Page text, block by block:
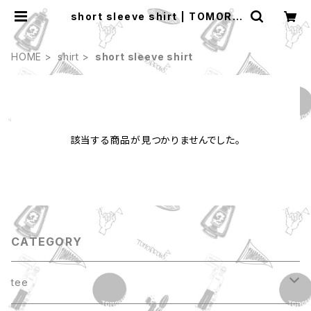
short sleeve shirt | TOMORR
OWS
HOME shirt short sleeve shirt
該当する商品が見つかりませんでした。
CATEGORY
tee